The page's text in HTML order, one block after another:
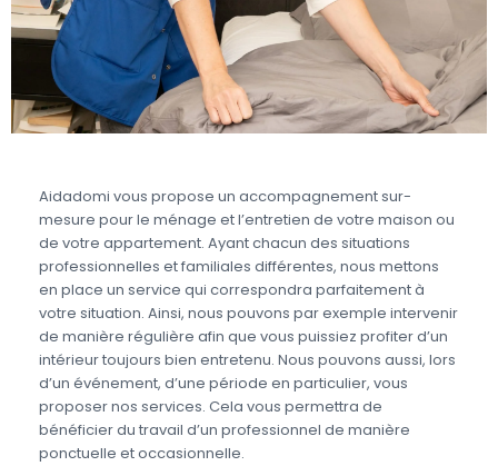
Aidadomi vous propose un accompagnement sur-
mesure pour le ménage et l’entretien de votre maison ou
de votre appartement. Ayant chacun des situations
professionnelles et familiales différentes, nous mettons
en place un service qui correspondra parfaitement à
votre situation. Ainsi, nous pouvons par exemple intervenir
de manière régulière afin que vous puissiez profiter d’un
intérieur toujours bien entretenu. Nous pouvons aussi, lors
d’un événement, d’une période en particulier, vous
proposer nos services. Cela vous permettra de
bénéficier du travail d’un professionnel de manière
ponctuelle et occasionnelle.